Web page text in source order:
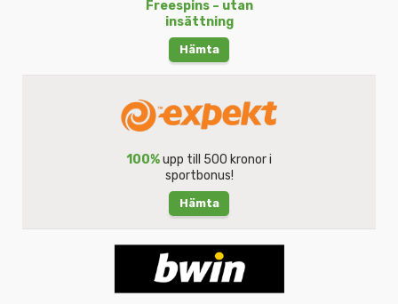
Freespins – utan
insättning
Hämta
100%upp till 500 kronor i
sportbonus!
Hämta